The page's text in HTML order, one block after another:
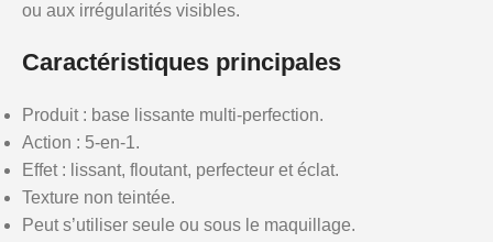
ou aux irrégularités visibles.
Caractéristiques principales
Produit : base lissante multi-perfection.
Action : 5-en-1.
Effet : lissant, floutant, perfecteur et éclat.
Texture non teintée.
Peut s’utiliser seule ou sous le maquillage.